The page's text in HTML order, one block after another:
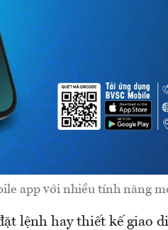
app với nhiều tính năng
lệnh hay thiết kế giao